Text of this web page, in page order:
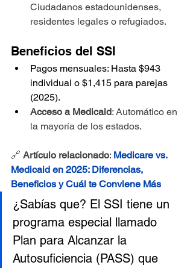
Ciudadanos estadounidenses,
residentes legales o refugiados.
Beneficios del SSI
Pagos mensuales: Hasta $943
individual o $1,415 para parejas
(2025).
Acceso a Medicaid: Automático en
la mayoría de los estados.
🔗 Artículo relacionado: Medicare vs.
Medicaid en 2025: Diferencias,
Beneficios y Cuál te Conviene Más
¿Sabías que? El SSI tiene un
programa especial llamado
Plan para Alcanzar la
Autosuficiencia (PASS) que